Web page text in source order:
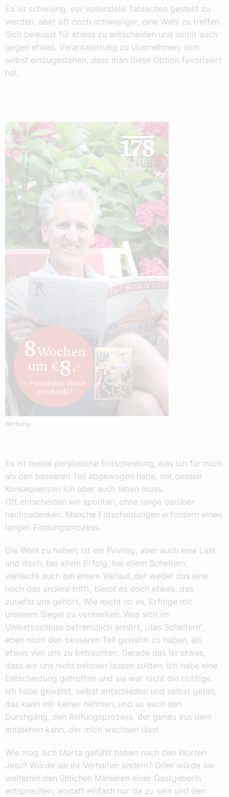
Es ist schwierig, vor vollendete Tatsachen gestellt zu
werden, aber oft noch schwieriger, eine Wahl zu treffen.
Sich bewusst für etwas zu entscheiden und somit auch
gegen etwas, Verantwortung zu übernehmen, sich
selbst einzugestehen, dass man diese Option favorisiert
hat.
Werbung
Es ist meine persönliche Entscheidung, was ich für mich
als den besseren Teil abgewogen habe, mit dessen
Konsequenzen ich aber auch leben muss.
Oft entscheiden wir spontan, ohne lange darüber
nachzudenken. Manche Entscheidungen erfordern einen
langen Findungsprozess.
Die Wahl zu haben, ist ein Privileg, aber auch eine Last
und doch, bei allem Erfolg, bei allem Scheitern,
vielleicht auch bei einem Verlauf, der weder das eine
noch das andere trifft, bleibt es doch etwas, das
zutiefst uns gehört. Wie leicht ist es, Erfolge mit
unserem Siegel zu vermerken. Was sich im
Umkehrschluss befremdlich anhört, „das Scheitern“,
eben nicht den besseren Teil gewählt zu haben, als
etwas von uns zu betrachten. Gerade das ist etwas,
dass wir uns nicht nehmen lassen sollten. Ich habe eine
Entscheidung getroffen und sie war nicht die richtige.
Ich habe gewählt, selbst entschieden und selbst getan,
das kann mir keiner nehmen, und so auch den
Durchgang, den Reifungsprozess, der genau aus dem
entstehen kann, der mich wachsen lässt.
Wie mag sich Marta gefühlt haben nach den Worten
Jesu? Würde sie ihr Verhalten ändern? Oder würde sie
weiterhin den üblichen Manieren einer Gastgeberin
entsprechen, anstatt einfach nur da zu sein und den